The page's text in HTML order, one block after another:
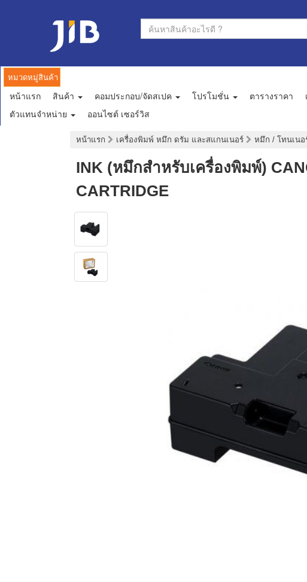
หมวดหมู่สินค้า
หน้าแรก สินค้า คอมประกอบ/จัดสเปค โปรโมชั่น ตารางราคา
ตัวแทนจำหน่าย
ออนไซต์ เซอร์วิส
หน้าแรก เครื่องพิมพ์ หมึก ดรัม และสแกนเนอร์ หมึก / โทนเนอ
INK (หมึกสำหรับเครื่องพิมพ์)
CARTRIDGE